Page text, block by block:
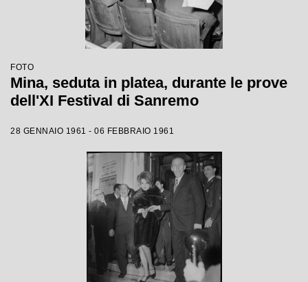
FOTO
Mina, seduta in platea, durante le prove
dell'XI Festival di Sanremo
28 GENNAIO 1961 - 06 FEBBRAIO 1961